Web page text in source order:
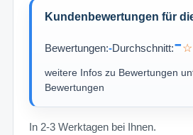
Kundenbewertungen für
Bewertungen:-Durchschnitt:-
weitere Infos zu Bewertungen
Bewertungen
In 2-3 Werktagen bei Ihnen.